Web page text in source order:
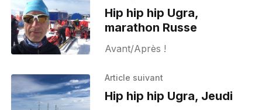
Hip hip hip Ugra,
marathon Russe
Avant/Après !
Article suivant
Hip hip hip Ugra, Jeudi